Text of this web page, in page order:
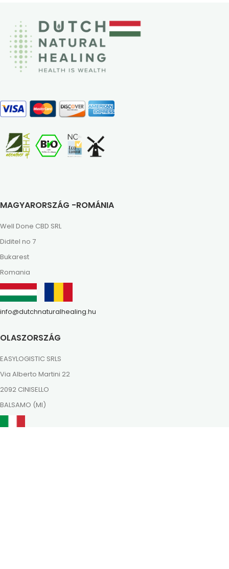
MAGYARORSZÁG -ROMÁNIA
Well Done CBD SRL
Diditel no 7
Bukarest
Romania
info@dutchnaturalhealing.hu
OLASZORSZÁG
EASYLOGISTIC SRLS
Via Alberto Martini 22
2092 CINISELLO
BALSAMO (MI)